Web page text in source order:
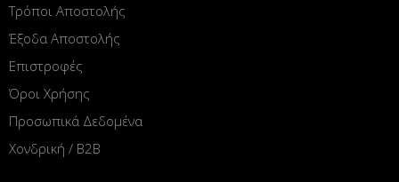
Τρόποι Αποστολής
Έξοδα Αποστολής
Επιστροφές
Όροι Χρήσης
Προσωπικά Δεδομένα
Χονδρική / B2B